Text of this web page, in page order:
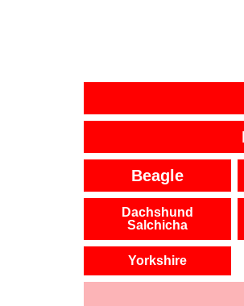
Beagle
Dachshund
Salchicha
Yorkshire